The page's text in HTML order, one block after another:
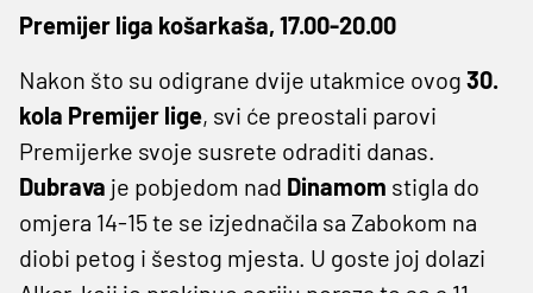
Premijer liga košarkaša, 17.00-20.00
Nakon što su odigrane dvije utakmice ovog 30.
kola Premijer lige, svi će preostali parovi
Premijerke svoje susrete odraditi danas.
Dubrava je pobjedom nad Dinamom stigla do
omjera 14-15 te se izjednačila sa Zabokom na
diobi petog i šestog mjesta. U goste joj dolazi